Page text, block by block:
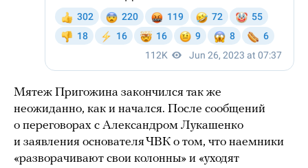
Мятеж Пригожина закончился так же
неожиданно, как и начался. После сообщений
о переговорах с Александром Лукашенко
и заявления основателя ЧВК о том, что наемники
«разворачивают свои колонны» и «уходят